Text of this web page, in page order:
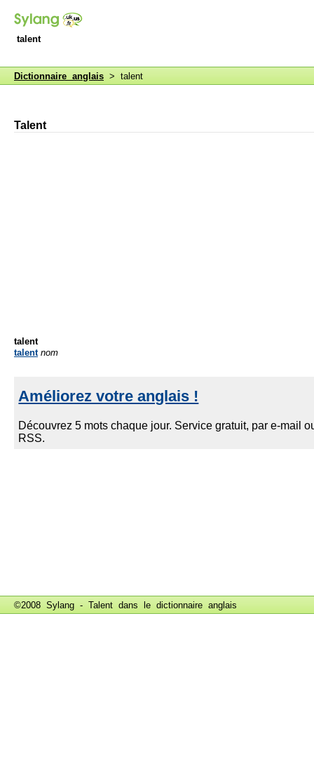
talent
Dictionnaire anglais > talent
Talent
talent
talent nom
©2008 Sylang - Talent dans le dictionnaire anglais